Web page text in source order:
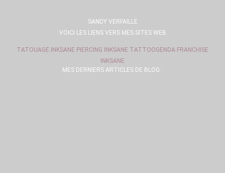
SANDY VERFAILLE
VOICI LES LIENS VERS MES SITES WEB
TATOUAGE INKSANE PIERCING INKSANE TATTOOGENDA FRANCHISE
INKSANE
MES DERNIERS ARTICLES DE BLOG :